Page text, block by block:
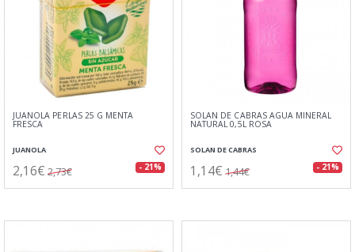
JUANOLA PERLAS 25 G MENTA
FRESCA
JUANOLA
2,16€ 2,73€ - 21%
SOLAN DE CABRAS AGUA MINERAL
NATURAL 0,5L ROSA
SOLAN DE CABRAS
1,14€ 1,44€ - 21%